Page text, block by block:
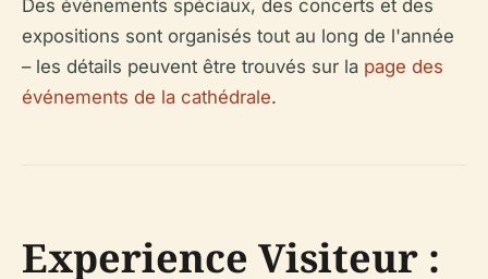
Des événements spéciaux, des concerts et des
expositions sont organisés tout au long de l'année
– les détails peuvent être trouvés sur la page des
événements de la cathédrale.
Experience Visiteur :